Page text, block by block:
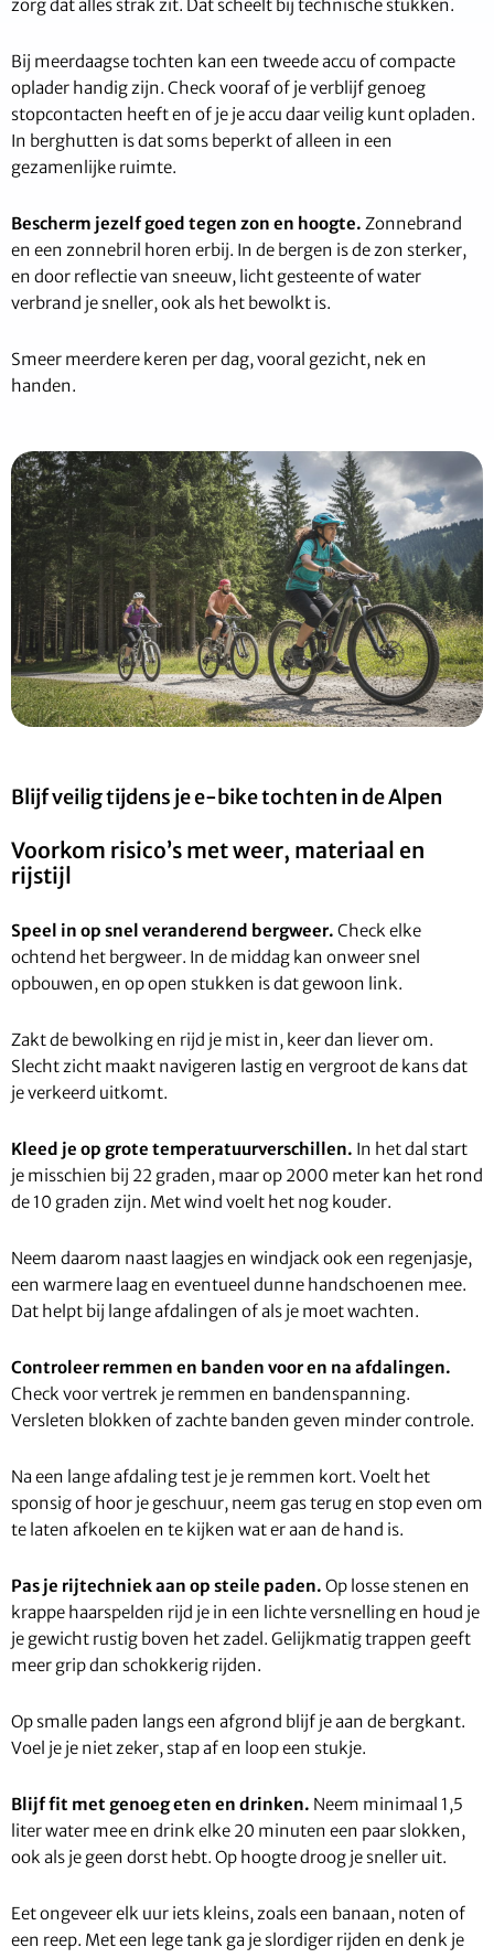
zorg dat alles strak zit. Dat scheelt bij technische stukken.
Bij meerdaagse tochten kan een tweede accu of compacte
oplader handig zijn. Check vooraf of je verblijf genoeg
stopcontacten heeft en of je je accu daar veilig kunt opladen.
In berghutten is dat soms beperkt of alleen in een
gezamenlijke ruimte.
Bescherm jezelf goed tegen zon en hoogte. Zonnebrand
en een zonnebril horen erbij. In de bergen is de zon sterker,
en door reflectie van sneeuw, licht gesteente of water
verbrand je sneller, ook als het bewolkt is.
Smeer meerdere keren per dag, vooral gezicht, nek en
handen.
Blijf veilig tijdens je e-bike tochten in de Alpen
Voorkom risico’s met weer, materiaal en
rijstijl
Speel in op snel veranderend bergweer. Check elke
ochtend het bergweer. In de middag kan onweer snel
opbouwen, en op open stukken is dat gewoon link.
Zakt de bewolking en rijd je mist in, keer dan liever om.
Slecht zicht maakt navigeren lastig en vergroot de kans dat
je verkeerd uitkomt.
Kleed je op grote temperatuurverschillen. In het dal start
je misschien bij 22 graden, maar op 2000 meter kan het rond
de 10 graden zijn. Met wind voelt het nog kouder.
Neem daarom naast laagjes en windjack ook een regenjasje,
een warmere laag en eventueel dunne handschoenen mee.
Dat helpt bij lange afdalingen of als je moet wachten.
Controleer remmen en banden voor en na afdalingen.
Check voor vertrek je remmen en bandenspanning.
Versleten blokken of zachte banden geven minder controle.
Na een lange afdaling test je je remmen kort. Voelt het
sponsig of hoor je geschuur, neem gas terug en stop even om
te laten afkoelen en te kijken wat er aan de hand is.
Pas je rijtechniek aan op steile paden. Op losse stenen en
krappe haarspelden rijd je in een lichte versnelling en houd je
je gewicht rustig boven het zadel. Gelijkmatig trappen geeft
meer grip dan schokkerig rijden.
Op smalle paden langs een afgrond blijf je aan de bergkant.
Voel je je niet zeker, stap af en loop een stukje.
Blijf fit met genoeg eten en drinken. Neem minimaal 1,5
liter water mee en drink elke 20 minuten een paar slokken,
ook als je geen dorst hebt. Op hoogte droog je sneller uit.
Eet ongeveer elk uur iets kleins, zoals een banaan, noten of
een reep. Met een lege tank ga je slordiger rijden en denk je